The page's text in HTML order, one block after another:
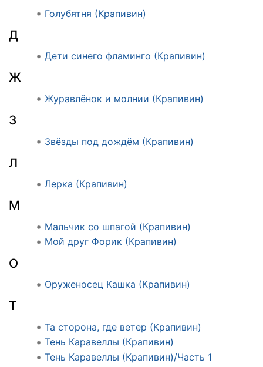
Голубятня (Крапивин)
Д
Дети синего фламинго (Крапивин)
Ж
Журавлёнок и молнии (Крапивин)
З
Звёзды под дождём (Крапивин)
Л
Лерка (Крапивин)
М
Мальчик со шпагой (Крапивин)
Мой друг Форик (Крапивин)
О
Оруженосец Кашка (Крапивин)
Т
Та сторона, где ветер (Крапивин)
Тень Каравеллы (Крапивин)
Тень Каравеллы (Крапивин)/Часть 1